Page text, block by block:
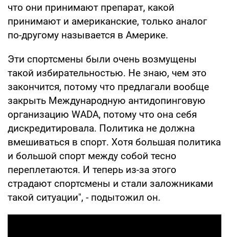
что они принимают препарат, какой
принимают и американские, только аналог
по-другому называется в Америке.
Эти спортсмены были очень возмущены
такой избирательностью. Не знаю, чем это
закончится, потому что предлагали вообще
закрыть Международную антидопинговую
организацию WADA, потому что она себя
дискредитировала. Политика не должна
вмешиваться в спорт. Хотя большая политика
и большой спорт между собой тесно
переплетаются. И теперь из-за этого
страдают спортсмены и стали заложниками
такой ситуации", - подытожил он.